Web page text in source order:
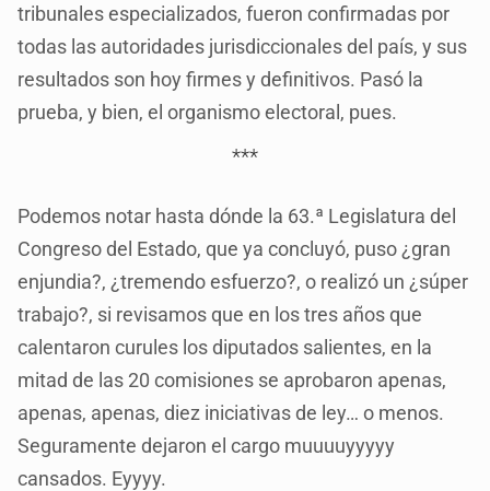
tribunales especializados, fueron confirmadas por
todas las autoridades jurisdiccionales del país, y sus
resultados son hoy firmes y definitivos. Pasó la
prueba, y bien, el organismo electoral, pues.
***
Podemos notar hasta dónde la 63.ª Legislatura del
Congreso del Estado, que ya concluyó, puso ¿gran
enjundia?, ¿tremendo esfuerzo?, o realizó un ¿súper
trabajo?, si revisamos que en los tres años que
calentaron curules los diputados salientes, en la
mitad de las 20 comisiones se aprobaron apenas,
apenas, apenas, diez iniciativas de ley… o menos.
Seguramente dejaron el cargo muuuuyyyyy
cansados. Eyyyy.